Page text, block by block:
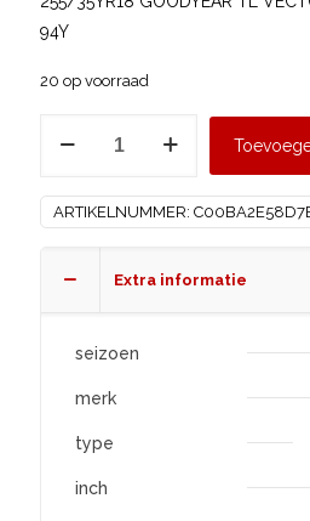
94Y
20 op voorraad
VECTOR-
ARTIKELNUMMER:
Extra informatie
seizoen
merk
type
inch